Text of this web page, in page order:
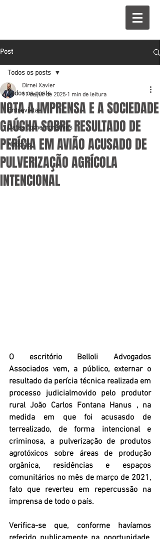
Post
Todos os posts
Entrevistas
Datas comemorativas
Notícias
Todos os posts
NOTA A IMPRENSA E A SOCIEDADE
GAÚCHA SOBRE RESULTADO DE
PERÍCIA EM AVIÃO ACUSADO DE
PULVERIZAÇÃO AGRÍCOLA
INTENCIONAL
Dirnei Xavier
11 de jul. de 2025 1 min de leitura
O escritório Belloli Advogados
Associados vem, a público, externar o
resultado da perícia técnica realizada em
processo judicialmovido pelo produtor
rural João Carlos Fontana Hanus , na
medida em que foi acusasdo de
terrealizado, de forma intencional e
criminosa, a pulverização de produtos
agrotóxicos sobre áreas de produção
orgânica, residências e espaços
comunitários no mês de março de 2021,
fato que reverteu em repercussão na
imprensa de todo o país.
Verifica-se que, conforme havíamos